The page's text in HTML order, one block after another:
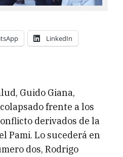
LinkedIn
Guido Giana,
frente a los
derivados de la
Pami. Lo sucederá en
dos, Rodrigo